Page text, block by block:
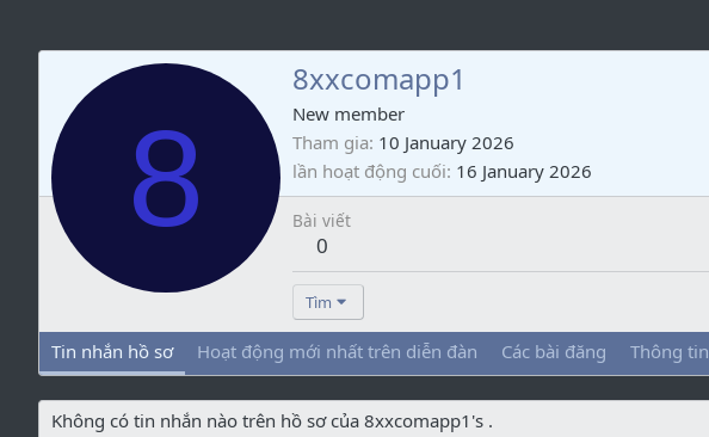
8
8xxcomapp1
New member
Tham gia 10 January 2026
lần hoạt động cuối 16 January 2026
Bài viết
0
Tìm
Tin nhắn hồ sơ Hoạt động mới nhất trên diễn đàn Các bài đăng Thông tin
Không có tin nhắn nào trên hồ sơ của 8xxcomapp1's .